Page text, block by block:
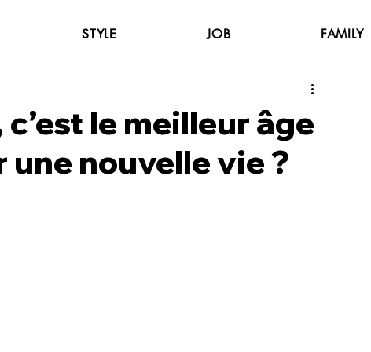
STYLE JOB FAMILY
le meilleur âge
nouvelle vie ?